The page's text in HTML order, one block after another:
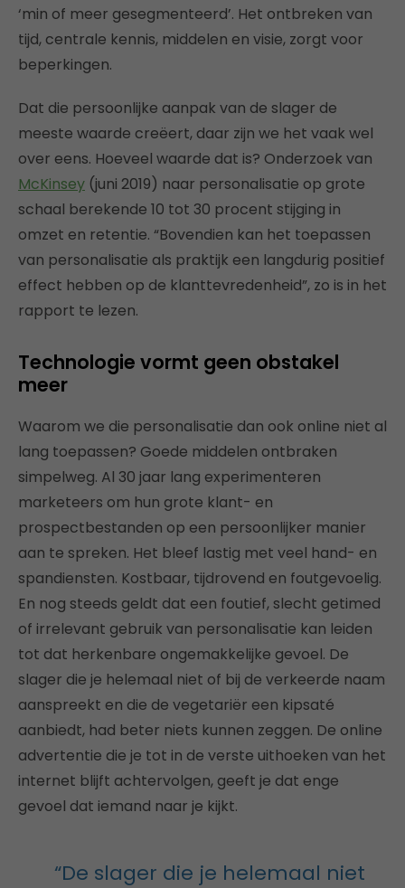
‘min of meer gesegmenteerd’. Het ontbreken van
tijd, centrale kennis, middelen en visie, zorgt voor
beperkingen.
Dat die persoonlijke aanpak van de slager de
meeste waarde creëert, daar zijn we het vaak wel
over eens. Hoeveel waarde dat is? Onderzoek van
McKinsey (juni 2019) naar personalisatie op grote
schaal berekende 10 tot 30 procent stijging in
omzet en retentie. “Bovendien kan het toepassen
van personalisatie als praktijk een langdurig positief
effect hebben op de klanttevredenheid”, zo is in het
rapport te lezen.
Technologie vormt geen obstakel
meer
Waarom we die personalisatie dan ook online niet al
lang toepassen? Goede middelen ontbraken
simpelweg. Al 30 jaar lang experimenteren
marketeers om hun grote klant- en
prospectbestanden op een persoonlijker manier
aan te spreken. Het bleef lastig met veel hand- en
spandiensten. Kostbaar, tijdrovend en foutgevoelig.
En nog steeds geldt dat een foutief, slecht getimed
of irrelevant gebruik van personalisatie kan leiden
tot dat herkenbare ongemakkelijke gevoel. De
slager die je helemaal niet of bij de verkeerde naam
aanspreekt en die de vegetariër een kipsaté
aanbiedt, had beter niets kunnen zeggen. De online
advertentie die je tot in de verste uithoeken van het
internet blijft achtervolgen, geeft je dat enge
gevoel dat iemand naar je kijkt.
“De slager die je helemaal niet